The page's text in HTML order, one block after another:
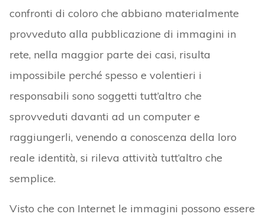
confronti di coloro che abbiano materialmente
provveduto alla pubblicazione di immagini in
rete, nella maggior parte dei casi, risulta
impossibile perché spesso e volentieri i
responsabili sono soggetti tutt’altro che
sprovveduti davanti ad un computer e
raggiungerli, venendo a conoscenza della loro
reale identità, si rileva attività tutt’altro che
semplice.
Visto che con Internet le immagini possono essere